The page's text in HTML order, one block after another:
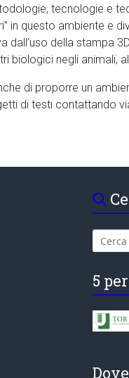
tecnologie e
in questo ambiente e
della stampa
biologici negli animali,
di proporre un
di testi contattando
5